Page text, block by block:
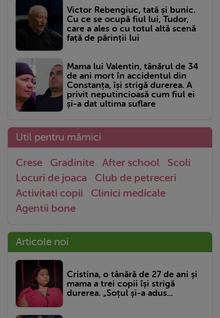
Victor Rebengiuc, tată și bunic.
Cu ce se ocupă fiul lui, Tudor,
care a ales o cu totul altă scenă
față de părinții lui
Mama lui Valentin, tânărul de 34
de ani mort în accidentul din
Constanța, își strigă durerea. A
privit neputincioasă cum fiul ei
și-a dat ultima suflare
Util pentru mămici
Crese Gradinite After school
Scoli
Locuri de joaca
Club de petreceri
Activitati copii
Clinici medicale
Agentii bone
Articole noi
Cristina, o tânără de 27 de ani și
mama a trei copii își strigă
durerea. „Soțul și-a adus...